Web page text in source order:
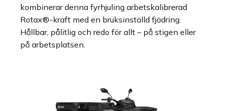
kombinerar denna fyrhjuling arbetskalibrerad
Rotax®-kraft med en bruksinställd fjädring.
Hållbar, pålitlig och redo för allt – på stigen eller
på arbetsplatsen.